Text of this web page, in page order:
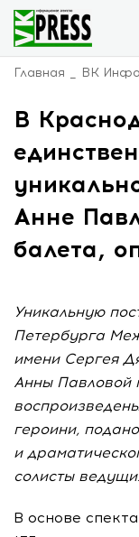
Главная ВК Инфо
В
Анне
балета,
Уникальную
Петербурга
имени Сергея
Анны Павловой
героини,
и
солисты
В основе